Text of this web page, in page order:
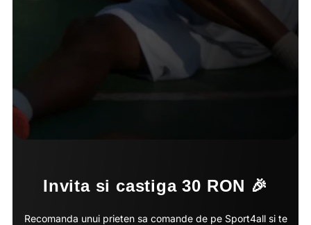
Invita si castiga 30 RON 🎉
Recomanda unui prieten sa comande de pe Sport4all si te